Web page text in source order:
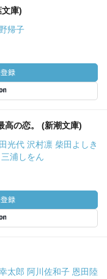
庫)
帰子
高の恋。 (新潮文庫)
光代 沢村凛 柴田よしき
浦しをん
太郎 阿川佐和子 恩田陸